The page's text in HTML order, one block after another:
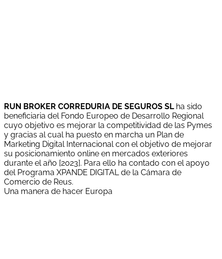
RUN BROKER CORREDURIA DE SEGUROS SLha sido
beneficiaria del Fondo Europeo de Desarrollo Regional
cuyo objetivo es mejorar la competitividad de las Pymes
y gracias al cual ha puesto en marcha un Plan de
Marketing Digital Internacional con el objetivo de mejorar
su posicionamiento online en mercados exteriores
durante el año [2023]. Para ello ha contado con el apoyo
del Programa XPANDE DIGITAL de la Cámara de
Comercio de Reus.
Una manera de hacer Europa